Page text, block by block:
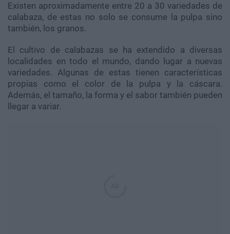
Existen aproximadamente entre 20 a 30 variedades de
calabaza, de estas no solo se consume la pulpa sino
también, los granos.
El cultivo de calabazas se ha extendido a diversas
localidades en todo el mundo, dando lugar a nuevas
variedades. Algunas de estas tienen características
propias como el color de la pulpa y la cáscara.
Además, el tamaño, la forma y el sabor también pueden
llegar a variar.